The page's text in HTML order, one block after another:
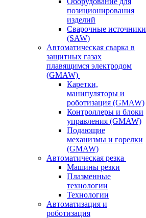
позиционирования
изделий
Сварочные источники
(SAW)
Автоматическая сварка в
защитных газах
плавящимся электродом
(GMAW)
Каретки,
манипуляторы и
роботизация (GMAW)
Контроллеры и блоки
управления (GMAW)
Подающие
механизмы и горелки
(GMAW)
Автоматическая резка
Машины резки
Плазменные
технологии
Технологии
Автоматизация и
роботизация